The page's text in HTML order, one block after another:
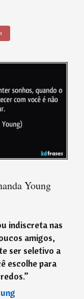
Young
indiscreta nas
amigos,
ser seletivo a
escolhe para
”